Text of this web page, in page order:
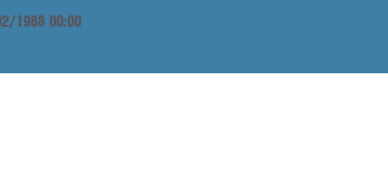
1988 00:00